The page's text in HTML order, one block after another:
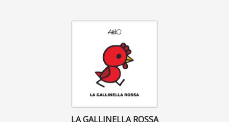
LA GALLINELLA ROSSA